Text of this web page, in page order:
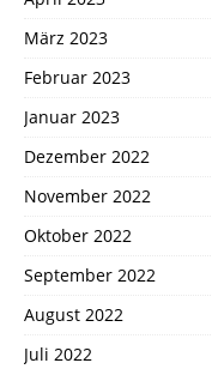
März 2023
Februar 2023
Januar 2023
Dezember 2022
November 2022
Oktober 2022
September 2022
August 2022
Juli 2022